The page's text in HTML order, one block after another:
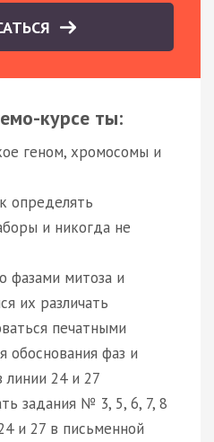
курсе ты:
геном, хромосомы и
определять
и никогда не
фазами митоза и
их различать
печатными
обоснования фаз и
линии 24 и 27
задания № 3, 5, 6, 7, 8
и 27 в письменной